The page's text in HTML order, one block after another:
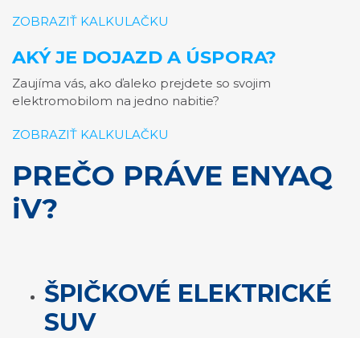
ZOBRAZIŤ KALKULAČKU
AKÝ JE DOJAZD A ÚSPORA?
Zaujíma vás, ako ďaleko prejdete so svojim
elektromobilom na jedno nabitie?
ZOBRAZIŤ KALKULAČKU
PREČO PRÁVE ENYAQ
iV?
ŠPIČKOVÉ ELEKTRICKÉ
SUV